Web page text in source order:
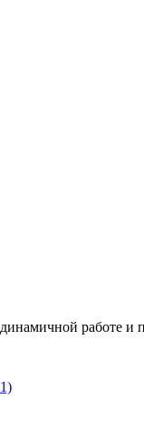
работе и